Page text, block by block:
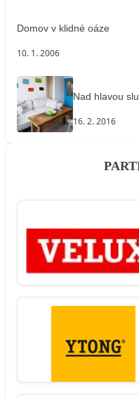
Domov v klidné oáze
10. 1. 2006
Nad hlavou
16. 2. 2016